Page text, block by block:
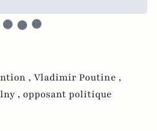
, Vladimir Poutine ,
, opposant politique